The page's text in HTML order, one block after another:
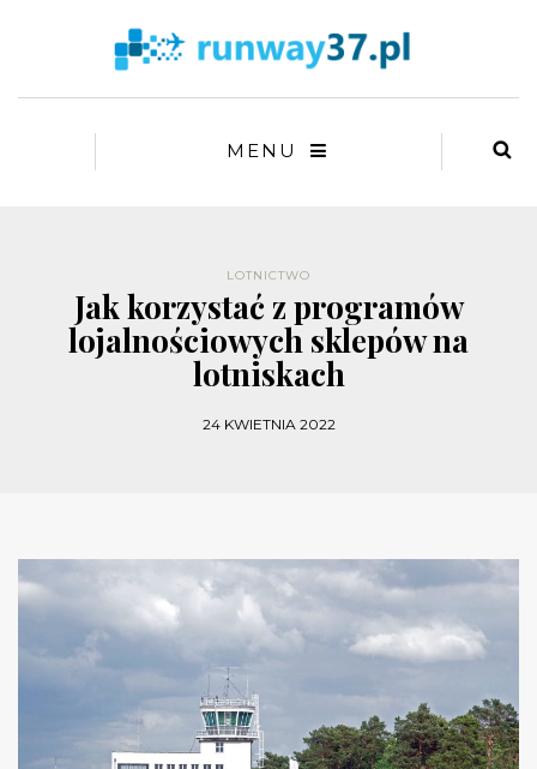
MENU
LOTNICTWO
Jak korzystać z programów
lojalnościowych sklepów na
lotniskach
24 KWIETNIA 2022